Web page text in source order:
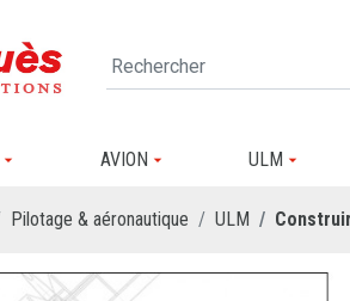
AVION ULM
Pilotage & aéronautique ULM